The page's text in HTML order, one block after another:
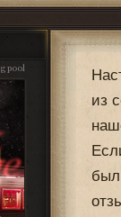
pool
из